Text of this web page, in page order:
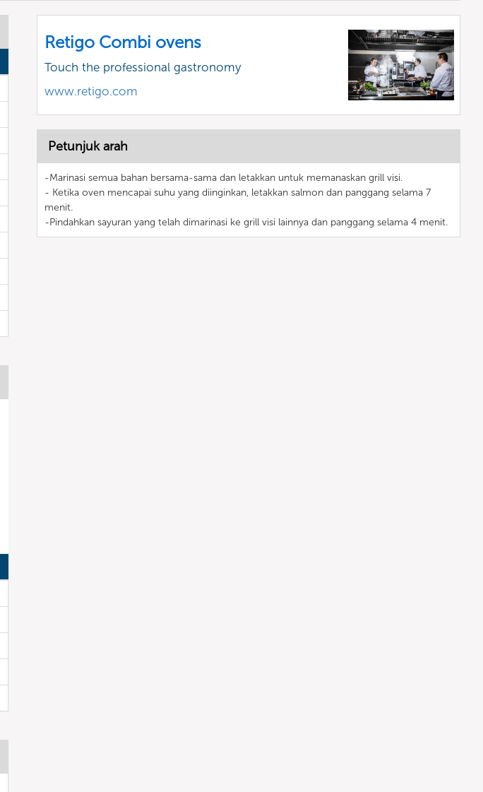
Retigo Combi ovens
Touch the professional gastronomy
www.retigo.com
Petunjuk arah
-Marinasi semua bahan bersama-sama dan letakkan untuk memanaskan grill visi.
- Ketika oven mencapai suhu yang diinginkan, letakkan salmon dan panggang selama 7
menit.
-Pindahkan sayuran yang telah dimarinasi ke grill visi lainnya dan panggang selama 4 menit.